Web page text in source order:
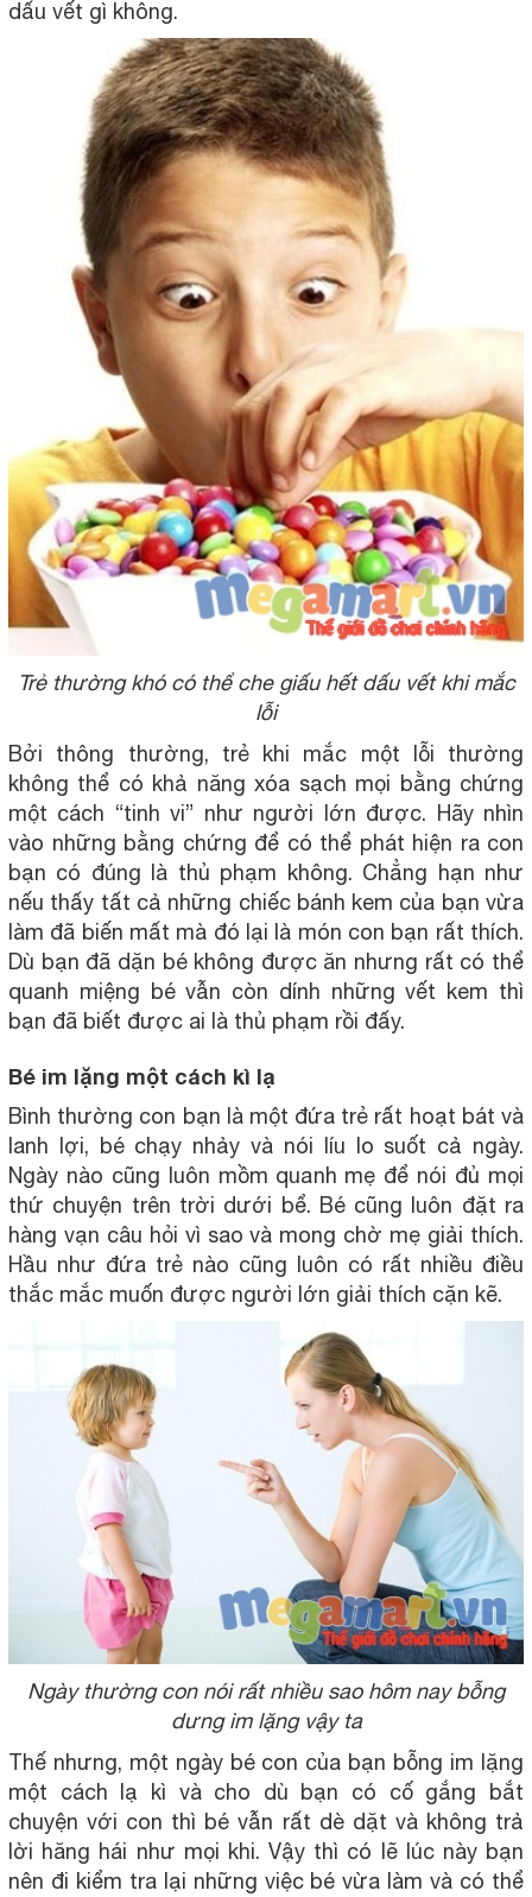
dấu vết gì không.
Trẻ thường khó có thể che giấu hết dấu vết khi mắc
lỗi
Bởi thông thường, trẻ khi mắc một lỗi thường
không thể có khả năng xóa sạch mọi bằng chứng
một cách “tinh vi” như người lớn được. Hãy nhìn
vào những bằng chứng để có thể phát hiện ra con
bạn có đúng là thủ phạm không. Chẳng hạn như
nếu thấy tất cả những chiếc bánh kem của bạn vừa
làm đã biến mất mà đó lại là món con bạn rất thích.
Dù bạn đã dặn bé không được ăn nhưng rất có thể
quanh miệng bé vẫn còn dính những vết kem thì
bạn đã biết được ai là thủ phạm rồi đấy.
Bé im lặng một cách kì lạ
Bình thường con bạn là một đứa trẻ rất hoạt bát và
lanh lợi, bé chạy nhảy và nói líu lo suốt cả ngày.
Ngày nào cũng luôn mồm quanh mẹ để nói đủ mọi
thứ chuyện trên trời dưới bể. Bé cũng luôn đặt ra
hàng vạn câu hỏi vì sao và mong chờ mẹ giải thích.
Hầu như đứa trẻ nào cũng luôn có rất nhiều điều
thắc mắc muốn được người lớn giải thích cặn kẽ.
Ngày thường con nói rất nhiều sao hôm nay bỗng
dưng im lặng vậy ta
Thế nhưng, một ngày bé con của bạn bỗng im lặng
một cách lạ kì và cho dù bạn có cố gắng bắt
chuyện với con thì bé vẫn rất dè dặt và không trả
lời hăng hái như mọi khi. Vậy thì có lẽ lúc này bạn
nên đi kiểm tra lại những việc bé vừa làm và có thể